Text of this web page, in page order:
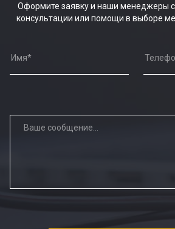
Оформите заявку и наши менеджеры
консультации или помощи в выборе